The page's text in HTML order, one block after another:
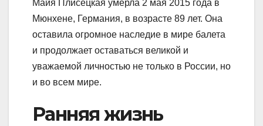
Майя Плисецкая умерла 2 мая 2015 года в
Мюнхене, Германия, в возрасте 89 лет. Она
оставила огромное наследие в мире балета
и продолжает оставаться великой и
уважаемой личностью не только в России, но
и во всем мире.
Ранняя жизнь